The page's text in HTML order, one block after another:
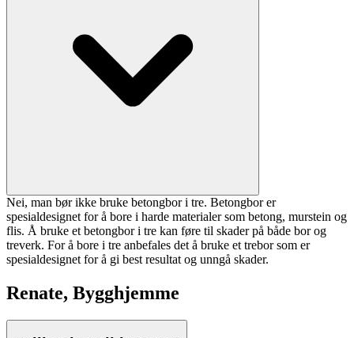
Nei, man bør ikke bruke betongbor i tre. Betongbor er
spesialdesignet for å bore i harde materialer som betong, murstein og
flis. Å bruke et betongbor i tre kan føre til skader på både bor og
treverk. For å bore i tre anbefales det å bruke et trebor som er
spesialdesignet for å gi best resultat og unngå skader.
Renate, Bygghjemme